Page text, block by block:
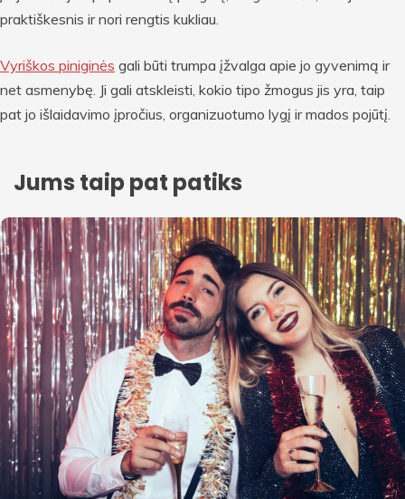
praktiškesnis ir nori rengtis kukliau.
Vyriškos piniginės gali būti trumpa įžvalga apie jo gyvenimą ir
net asmenybę. Ji gali atskleisti, kokio tipo žmogus jis yra, taip
pat jo išlaidavimo įpročius, organizuotumo lygį ir mados pojūtį.
Jums taip pat patiks